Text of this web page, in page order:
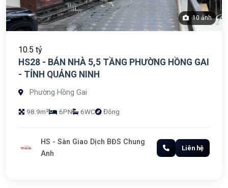
10 ảnh
10.5 tỷ
HS28 - BÁN NHÀ 5,5 TẦNG PHƯỜNG HỒNG GAI
- TỈNH QUẢNG NINH
Phường Hồng Gai
98.9m² 6PN 6WC Đông
HS - Sàn Giao Dịch BĐS Chung
Anh
Liên hệ